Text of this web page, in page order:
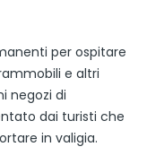
per ospitare
e altri
negozi di
dai turisti che
in valigia.